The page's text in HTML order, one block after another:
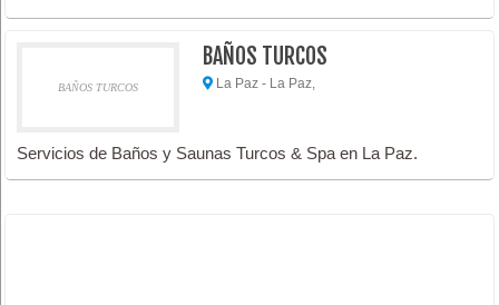
BAÑOS TURCOS
BAÑOS TURCOS
La Paz - La Paz,
Servicios de Baños y Saunas Turcos & Spa en La Paz.